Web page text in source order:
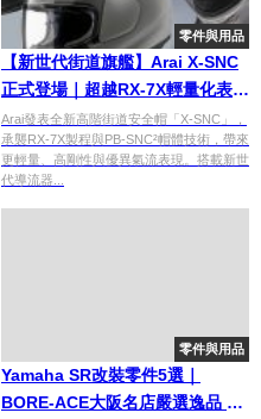
零件與用品
【新世代街道旗艦】Arai X-SNC
正式登場｜超越RX-7X輕量化表現
顛覆街車安全帽既有標準
Arai發表全新高階街道安全帽「X-SNC」，
承襲RX-7X製程與PB-SNC²帽體技術，帶來
更輕量、高剛性與優異氣流表現。搭載新世
代導流器...
零件與用品
Yamaha SR改裝零件5選｜
BORE-ACE大阪名店嚴選逸品 傳